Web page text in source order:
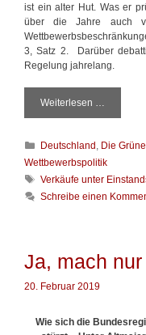
ist ein alter Hut. Was er
über die Jahre auch
3, Satz 2. Darüber
Regelung jahrelang.
Weiterlesen …
z
e
m
e
t
K
a
t
g
e
Deutschland , Die
Wettbewerbspolitik
S
c
w
ö
e
Verkäufe unter
Schreibe einen
Ja, mach
20. Februar 2019
Wie sich die